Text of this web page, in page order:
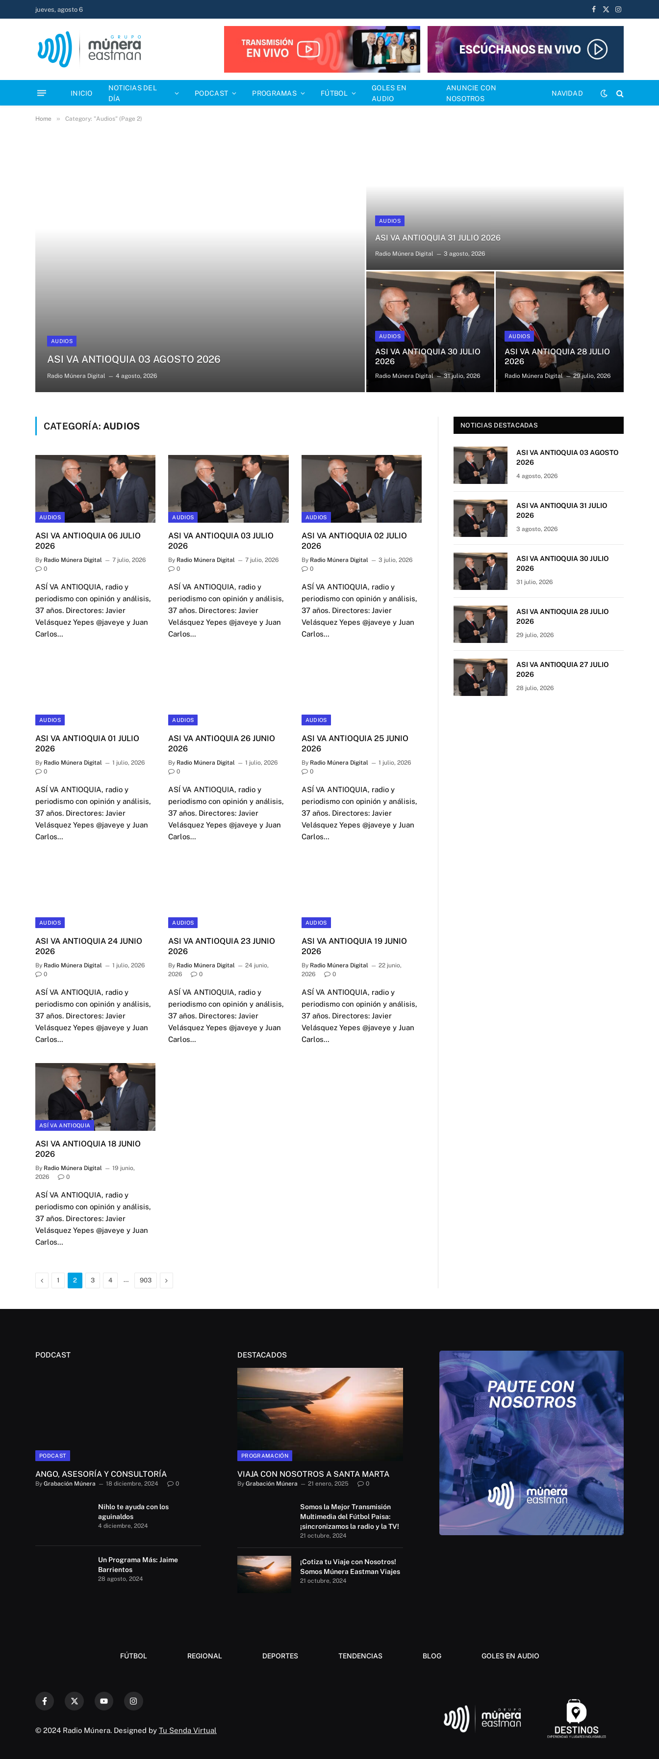
jueves, agosto 6
Facebook
X
Instagram
INICIO
NOTICIAS DEL
DÍA
PODCAST PROGRAMAS FÚTBOL
GOLES EN
AUDIO
ANUNCIE CON
NOSOTROS
NAVIDAD
Home » Category: "Audios" (Page 2)
AUDIOS
ASI VA ANTIOQUIA 03 AGOSTO 2026
Radio Múnera Digital 4 agosto, 2026
AUDIOS
ASI VA ANTIOQUIA 31 JULIO 2026
Radio Múnera Digital 3 agosto, 2026
AUDIOS
ASI VA ANTIOQUIA 30 JULIO
2026
Radio Múnera Digital 31 julio, 2026
AUDIOS
ASI VA ANTIOQUIA 28 JULIO
2026
Radio Múnera Digital 29 julio, 2026
CATEGORÍA: AUDIOS
AUDIOS
ASI VA ANTIOQUIA 06 JULIO
2026
By Radio Múnera Digital
7 julio, 2026
0
ASÍ VA ANTIOQUIA, radio y
periodismo con opinión y análisis,
37 años. Directores: Javier
Velásquez Yepes @javeye y Juan
Carlos…
AUDIOS
ASI VA ANTIOQUIA 03 JULIO
2026
By Radio Múnera Digital
7 julio, 2026
0
ASÍ VA ANTIOQUIA, radio y
periodismo con opinión y análisis,
37 años. Directores: Javier
Velásquez Yepes @javeye y Juan
Carlos…
AUDIOS
ASI VA ANTIOQUIA 02 JULIO
2026
By Radio Múnera Digital
3 julio, 2026
0
ASÍ VA ANTIOQUIA, radio y
periodismo con opinión y análisis,
37 años. Directores: Javier
Velásquez Yepes @javeye y Juan
Carlos…
AUDIOS
ASI VA ANTIOQUIA 01 JULIO
2026
By Radio Múnera Digital
1 julio, 2026
0
ASÍ VA ANTIOQUIA, radio y
periodismo con opinión y análisis,
37 años. Directores: Javier
Velásquez Yepes @javeye y Juan
Carlos…
AUDIOS
ASI VA ANTIOQUIA 26 JUNIO
2026
By Radio Múnera Digital
1 julio, 2026
0
ASÍ VA ANTIOQUIA, radio y
periodismo con opinión y análisis,
37 años. Directores: Javier
Velásquez Yepes @javeye y Juan
Carlos…
AUDIOS
ASI VA ANTIOQUIA 25 JUNIO
2026
By Radio Múnera Digital
1 julio, 2026
0
ASÍ VA ANTIOQUIA, radio y
periodismo con opinión y análisis,
37 años. Directores: Javier
Velásquez Yepes @javeye y Juan
Carlos…
AUDIOS
ASI VA ANTIOQUIA 24 JUNIO
2026
By Radio Múnera Digital
1 julio, 2026
0
ASÍ VA ANTIOQUIA, radio y
periodismo con opinión y análisis,
37 años. Directores: Javier
Velásquez Yepes @javeye y Juan
Carlos…
AUDIOS
ASI VA ANTIOQUIA 23 JUNIO
2026
By Radio Múnera Digital
24 junio,
2026
0
ASÍ VA ANTIOQUIA, radio y
periodismo con opinión y análisis,
37 años. Directores: Javier
Velásquez Yepes @javeye y Juan
Carlos…
AUDIOS
ASI VA ANTIOQUIA 19 JUNIO
2026
By Radio Múnera Digital
22 junio,
2026
0
ASÍ VA ANTIOQUIA, radio y
periodismo con opinión y análisis,
37 años. Directores: Javier
Velásquez Yepes @javeye y Juan
Carlos…
ASÍ VA ANTIOQUIA
ASI VA ANTIOQUIA 18 JUNIO
2026
By Radio Múnera Digital
19 junio,
2026
0
ASÍ VA ANTIOQUIA, radio y
periodismo con opinión y análisis,
37 años. Directores: Javier
Velásquez Yepes @javeye y Juan
Carlos…
Previous
1 2 3 4 … 903 Next
NOTICIAS DESTACADAS
ASI VA ANTIOQUIA 03 AGOSTO
2026
4 agosto, 2026
ASI VA ANTIOQUIA 31 JULIO
2026
3 agosto, 2026
ASI VA ANTIOQUIA 30 JULIO
2026
31 julio, 2026
ASI VA ANTIOQUIA 28 JULIO
2026
29 julio, 2026
ASI VA ANTIOQUIA 27 JULIO
2026
28 julio, 2026
PODCAST
PODCAST
ANGO, ASESORÍA Y CONSULTORÍA
By Grabación Múnera 18 diciembre, 2024 0
Nihlo te ayuda con los
aguinaldos
4 diciembre, 2024
Un Programa Más: Jaime
Barrientos
28 agosto, 2024
DESTACADOS
PROGRAMACIÓN
VIAJA CON NOSOTROS A SANTA MARTA
By Grabación Múnera 21 enero, 2025 0
Somos la Mejor Transmisión
Multimedia del Fútbol Paisa:
¡sincronizamos la radio y la TV!
21 octubre, 2024
¡Cotiza tu Viaje con Nosotros!
Somos Múnera Eastman Viajes
21 octubre, 2024
FÚTBOL REGIONAL DEPORTES TENDENCIAS BLOG GOLES EN AUDIO
© 2024 Radio Múnera. Designed by Tu Senda Virtual